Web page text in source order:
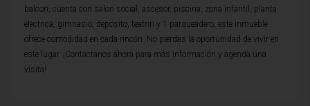
balcon, cuenta con salon social, ascesor, piscina, zona infantil, planta
electrica, gimnasio, deposito, teatrin y 1 parqueadero, este inmueble
ofrece comodidad en cada rincón. No pierdas la oportunidad de vivir en
este lugar. ¡Contáctanos ahora para más información y agenda una
visita!